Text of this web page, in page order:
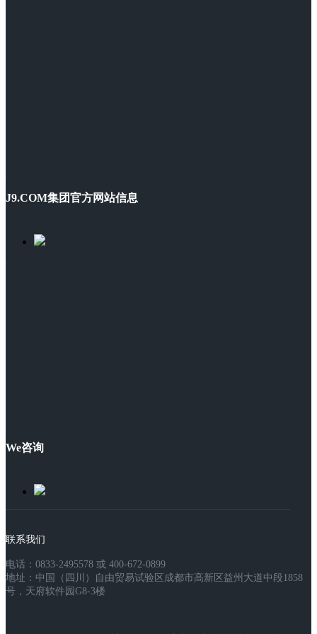
J9.COM集团官方网站信息
We咨询
联系我们
电话：0833-2495578 或 400-672-0899
地址：中国（四川）自由贸易试验区成都市高新区益州大道中段1858
号，天府软件园G8-3楼